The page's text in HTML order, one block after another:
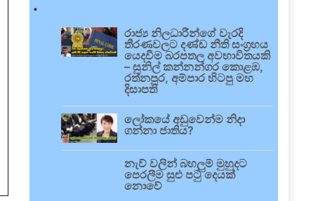
.
රාජ්‍ය නිලධාරීන්ගේ වැරදි
තීරණවලට දණ්ඩ නීති සංග්‍රහය
යෙදවීම බරපතල අවභාවිතයකි
– සුනිල් කන්නන්ගර කොළඹ,
රත්නපුර, අම්පාර හිටපු මහ
දිසාපති
ලෝකයේ අඩුවෙන්ම නිදා
ගන්නා ජාතිය?
නැව් වලින් බහලුම් මුහුදට
පෙරලීම සුළු පටු දෙයක්
නොවේ